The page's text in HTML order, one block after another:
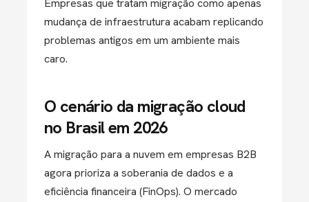
Empresas que tratam migração como apenas
mudança de infraestrutura acabam replicando
problemas antigos em um ambiente mais
caro.
O cenário da migração cloud
no Brasil em 2026
A migração para a nuvem em empresas B2B
agora prioriza a soberania de dados e a
eficiência financeira (FinOps). O mercado